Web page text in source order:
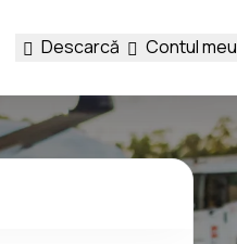
Descarcă Contul meu